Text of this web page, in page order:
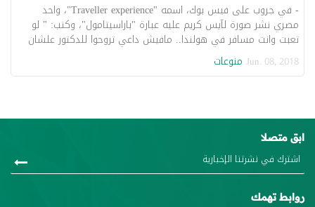
- في جروب على فيس بوك، اسمه "Traveller experience"، واحد
مصري نشر صورة لآيس كريم عليه عبارة "باراسيتامول"، وكتب: " لو
تعبت وانت مسافر في هولندا.. مافيش داعي تروحوا للدكتور علشان
هيصرف لكم...
Jun. 08, 2018 منوعات
ابق متصلا
روابط تهمك